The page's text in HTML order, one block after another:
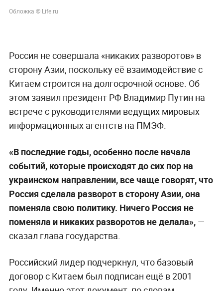
Обложка © Life.ru
Россия не совершала «никаких разворотов» в
сторону Азии, поскольку её взаимодействие с
Китаем строится на долгосрочной основе. Об
этом заявил президент РФ Владимир Путин на
встрече с руководителями ведущих мировых
информационных агентств на ПМЭФ.
«В последние годы, особенно после начала
событий, которые происходят до сих пор на
украинском направлении, все чаще говорят, что
Россия сделала разворот в сторону Азии, она
поменяла свою политику. Ничего Россия не
поменяла и никаких разворотов не делала», —
сказал глава государства.
Российский лидер подчеркнул, что базовый
договор с Китаем был подписан ещё в 2001